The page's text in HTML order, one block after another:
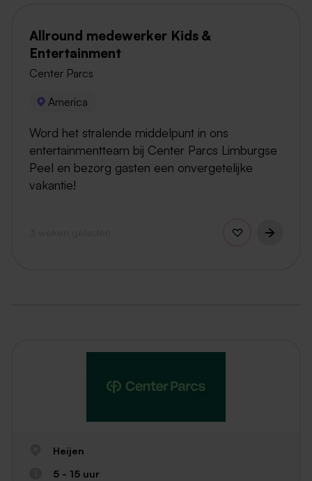
Allround medewerker Kids &
Entertainment
Center Parcs
America
Word het stralende middelpunt in ons
entertainmentteam bij Center Parcs Limburgse
Peel en bezorg gasten een onvergetelijke
vakantie!
Heijen
5 - 15 uur